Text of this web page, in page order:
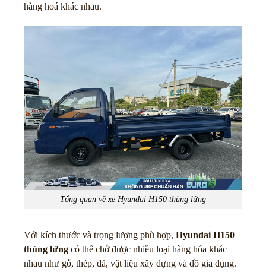
hàng hoá khác nhau.
Tổng quan về xe Hyundai H150 thùng lửng
Với kích thước và trọng lượng phù hợp, Hyundai H150
thùng lửng có thể chở được nhiều loại hàng hóa khác
nhau như gỗ, thép, đá, vật liệu xây dựng và đồ gia dụng.